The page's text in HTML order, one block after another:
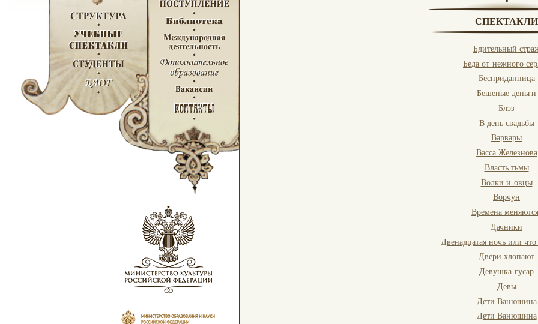
СПЕКТАКЛИ
Бдительный
Беда от нежного
Бесприданница
Бешеные деньги
Блэз
В день свадьбы
Варвары
Васса Железнова
Власть тьмы
Волки и овцы
Ворчун
Времена
Дачники
Двенадцатая ночь или
Двери хлопают
Девушка-гусар
Девы
Дети Ванюшина
Дети Ванюшина